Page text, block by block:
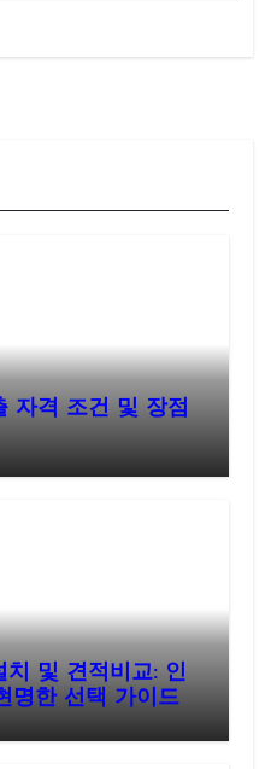
자격 조건 및 장점
치 및 견적비교: 인
명한 선택 가이드